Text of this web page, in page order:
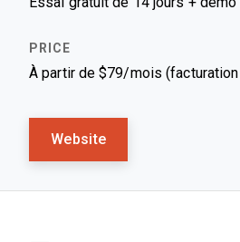
À partir de $79/mois (facturation
Website